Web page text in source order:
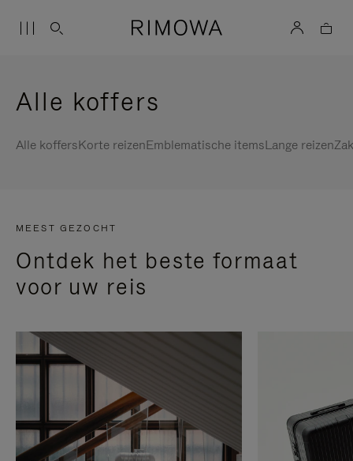
Alle koffers
Alle koffersKorte reizenEmblematische itemsLange reizen
MEEST GEZOCHT
Ontdek het beste formaat
voor uw reis